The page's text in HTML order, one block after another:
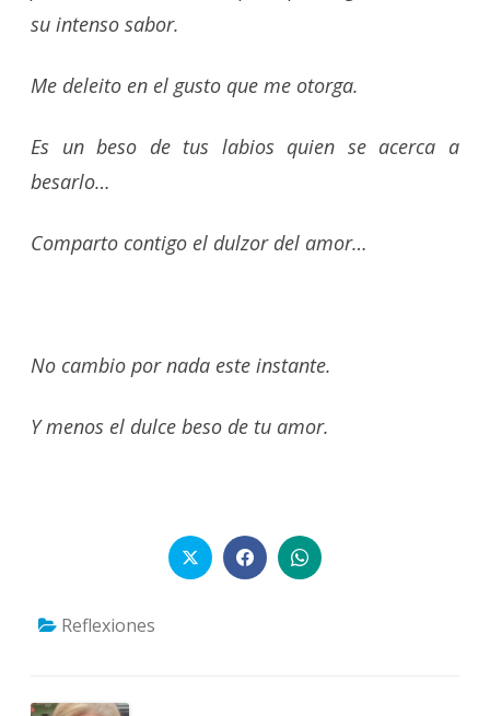
su intenso sabor.
Me deleito en el gusto que me otorga.
Es un beso de tus labios quien se acerca a
besarlo…
Comparto contigo el dulzor del amor…
No cambio por nada este instante.
Y menos el dulce beso de tu amor.
Reflexiones